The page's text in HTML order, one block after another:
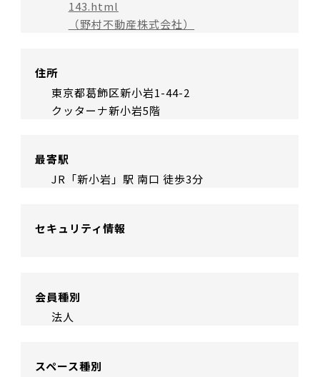
143.html
（野村不動産株式会社）
住所
東京都葛飾区新小岩1-44-2
クッターナ新小岩5階
最寄駅
JR「新小岩」駅 南口 徒歩3分
セキュリティ情報
会員種別
法人
スペース種別